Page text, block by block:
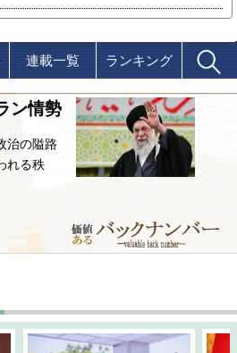
連載一覧 ランキング
ン情勢
治の隘路
れる秩